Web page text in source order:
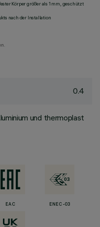
Körper größer als 1 mm, geschützt
nach der Installation
0.4
und thermoplast
EAC ENEC-03